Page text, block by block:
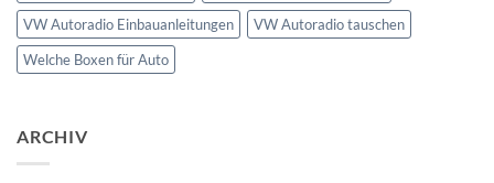
VW Autoradio Einbauanleitungen
VW Autoradio tauschen
Welche Boxen für Auto
ARCHIV